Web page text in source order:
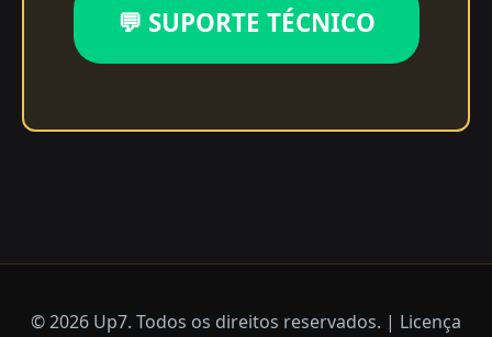
💬 SUPORTE TÉCNICO
© 2026 Up7. Todos os direitos reservados. | Licença